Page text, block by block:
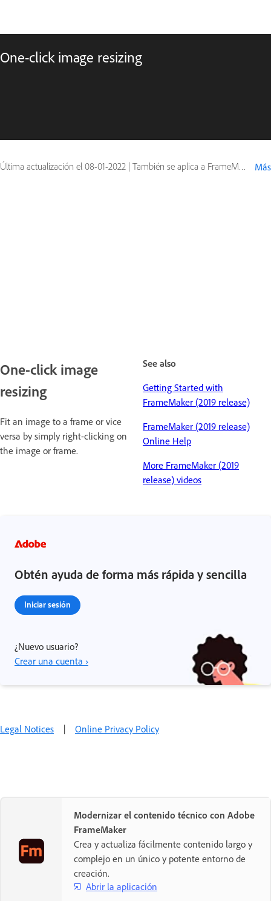
One-click image resizing
Última actualización el 08-01-2022 | También se aplica a FrameMaker (2019 release) Más
One-click image
resizing
Fit an image to a frame or vice
versa by simply right-clicking on
the image or frame.
See also
Getting Started with
FrameMaker (2019 release)
FrameMaker (2019 release)
Online Help
More FrameMaker (2019
release) videos
Obtén ayuda de forma más rápida y sencilla
Iniciar sesión
¿Nuevo usuario?
Crear una cuenta ›
Legal Notices | Online Privacy Policy
Modernizar el contenido técnico con Adobe
FrameMaker
Crea y actualiza fácilmente contenido largo y
complejo en un único y potente entorno de
creación.
Abrir la aplicación